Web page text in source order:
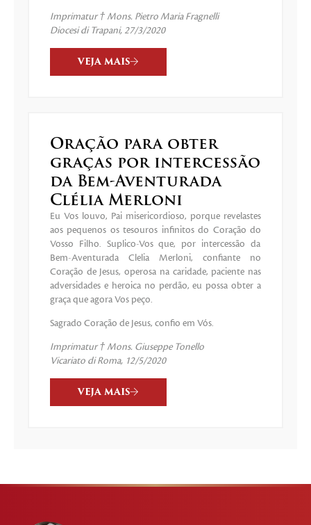
Imprimatur † Mons. Pietro Maria Fragnelli
Diocesi di Trapani, 27/3/2020
VEJA MAIS
Oração para obter
graças por intercessão
da Bem-Aventurada
Clélia Merloni
Eu Vos louvo, Pai misericordioso, porque revelastes
aos pequenos os tesouros infinitos do Coração do
Vosso Filho. Suplico-Vos que, por intercessão da
Bem-Aventurada Clelia Merloni, confiante no
Coração de Jesus, operosa na caridade, paciente nas
adversidades e heroica no perdão, eu possa obter a
graça que agora Vos peço.
Sagrado Coração de Jesus, confio em Vós.
Imprimatur † Mons. Giuseppe Tonello
Vicariato di Roma, 12/5/2020
VEJA MAIS